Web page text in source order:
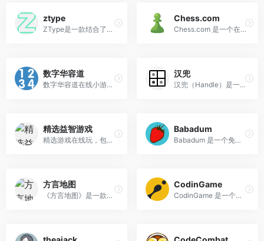
ztype
ZType是一款结合了太空射击与打字练习的创新型在线游戏，旨在通过趣味的方式提高玩家的打字速度和准确性。
Chess.com
Chess.com 是一个在线国际象棋平台，用户可以通过该网站进行线上对弈、学习和提升棋艺。在线对弈，并提供丰富的资源如课程、谜题和分析工具来帮助用户提升棋艺。
数字华容道
数字华容道在线小游戏网页版在线玩入口
汉兜
汉兜（Handle）是一款以汉字为特色的猜词游戏，旨在通过猜成语的方式挑战玩家的语言知识和推理能力。汉兜的核心玩法是每天提供一个新成语谜题，玩家需要根据提示猜测正确的成语。
精选益智游戏
精选游戏在线玩，包括益智游戏、扫雷在线玩，五子棋在线玩，黑白棋在线玩，精挑细选益智游戏小盒子。
Babadum
Babadum 是一个免费的在线语言学习平台，旨在通过游戏化的方式帮助用户学习和练习词汇。
方言地图
《方言地图》是一款以探索中国方言文化多样性为主题的互动游戏，旨在通过趣味性的方式帮助用户了解和学习中国丰富的方言文化。
CodinGame
CodinGame 是一个通过游戏、谜题和挑战来提升编程技能的平台。用户可以通过游戏化的方式学习编程语言（如 JavaScript、Python、Java 等）。